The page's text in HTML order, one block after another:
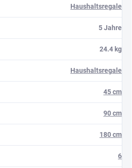
Haushaltsregale
5 Jahre
24.4 kg
Haushaltsregale
45 cm
90 cm
180 cm
6